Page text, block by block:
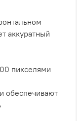
аккуратный
пикселями
обеспечивают